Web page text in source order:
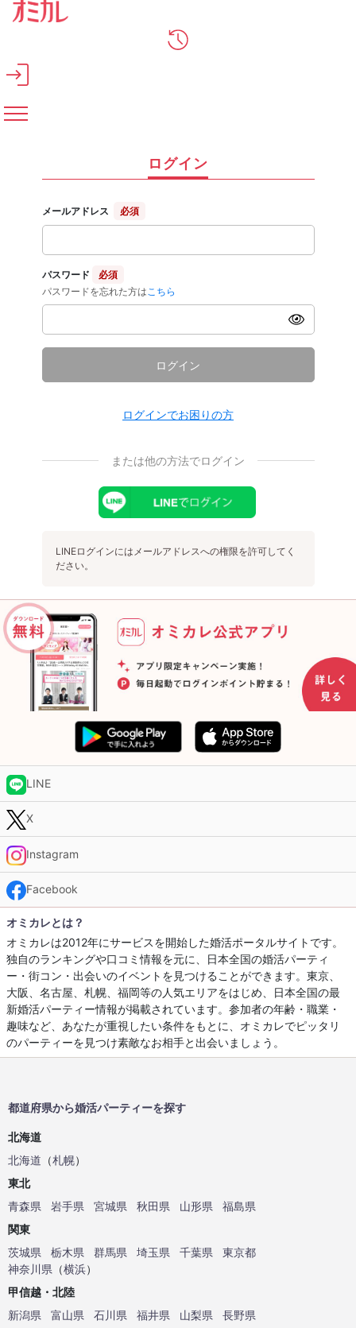
メインコンテンツへスキップ
ログイン
メールアドレス 必須
パスワード
必須
パスワードを忘れた方は こちら
ログイン
ログインでお困りの方
または他の方法でログイン
LINEログインにはメールアドレスへの権限を許可してく
ださい。
LINE
X
Instagram
Facebook
オミカレとは？
オミカレは2012年にサービスを開始した婚活ポータルサイトです。
独自のランキングや口コミ情報を元に、日本全国の婚活パーティ
ー・街コン・出会いのイベントを見つけることができます。東京、
大阪、名古屋、札幌、福岡等の人気エリアをはじめ、日本全国の最
新婚活パーティー情報が掲載されています。参加者の年齢・職業・
趣味など、あなたが重視したい条件をもとに、オミカレでピッタリ
のパーティーを見つけ素敵なお相手と出会いましょう。
都道府県から婚活パーティーを探す
北海道
北海道 （札幌）
東北
青森県
岩手県 宮城県 秋田県 山形県
福島県
関東
茨城県
栃木県 群馬県 埼玉県 千葉県
東京都
神奈川県 （横浜）
甲信越・北陸
新潟県
富山県 石川県 福井県 山梨県
長野県